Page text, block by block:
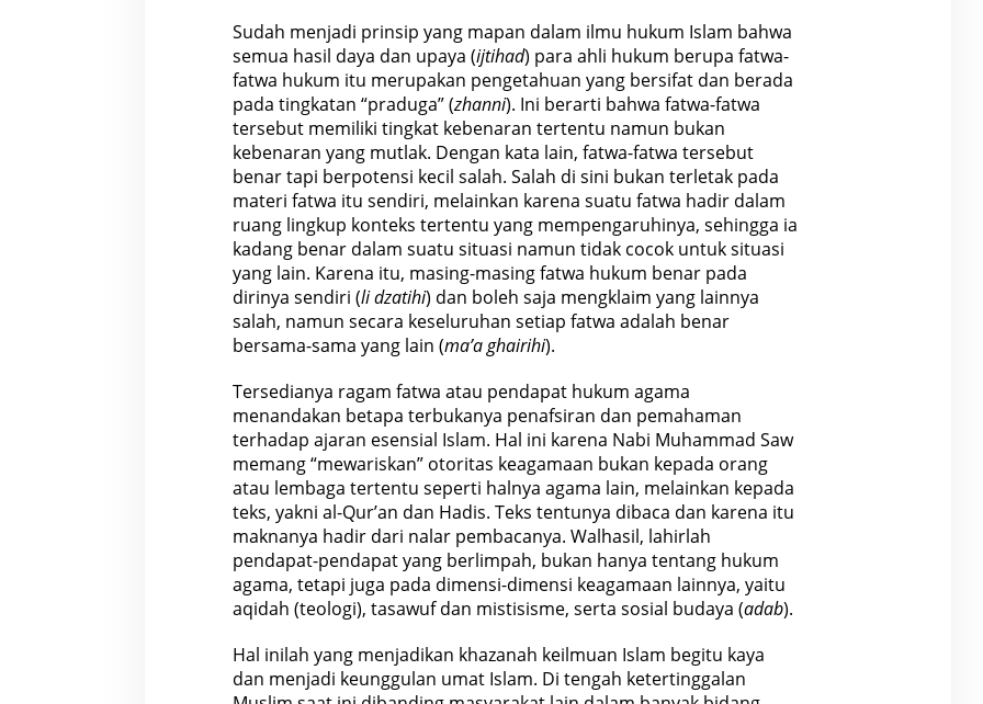
Sudah menjadi prinsip yang mapan dalam ilmu hukum Islam bahwa
semua hasil daya dan upaya (ijtihad) para ahli hukum berupa fatwa-
fatwa hukum itu merupakan pengetahuan yang bersifat dan berada
pada tingkatan “praduga” (zhanni). Ini berarti bahwa fatwa-fatwa
tersebut memiliki tingkat kebenaran tertentu namun bukan
kebenaran yang mutlak. Dengan kata lain, fatwa-fatwa tersebut
benar tapi berpotensi kecil salah. Salah di sini bukan terletak pada
materi fatwa itu sendiri, melainkan karena suatu fatwa hadir dalam
ruang lingkup konteks tertentu yang mempengaruhinya, sehingga ia
kadang benar dalam suatu situasi namun tidak cocok untuk situasi
yang lain. Karena itu, masing-masing fatwa hukum benar pada
dirinya sendiri (li dzatihi) dan boleh saja mengklaim yang lainnya
salah, namun secara keseluruhan setiap fatwa adalah benar
bersama-sama yang lain (ma’a ghairihi).
Tersedianya ragam fatwa atau pendapat hukum agama
menandakan betapa terbukanya penafsiran dan pemahaman
terhadap ajaran esensial Islam. Hal ini karena Nabi Muhammad Saw
memang “mewariskan” otoritas keagamaan bukan kepada orang
atau lembaga tertentu seperti halnya agama lain, melainkan kepada
teks, yakni al-Qur’an dan Hadis. Teks tentunya dibaca dan karena itu
maknanya hadir dari nalar pembacanya. Walhasil, lahirlah
pendapat-pendapat yang berlimpah, bukan hanya tentang hukum
agama, tetapi juga pada dimensi-dimensi keagamaan lainnya, yaitu
aqidah (teologi), tasawuf dan mistisisme, serta sosial budaya (adab).
Hal inilah yang menjadikan khazanah keilmuan Islam begitu kaya
dan menjadi keunggulan umat Islam. Di tengah ketertinggalan